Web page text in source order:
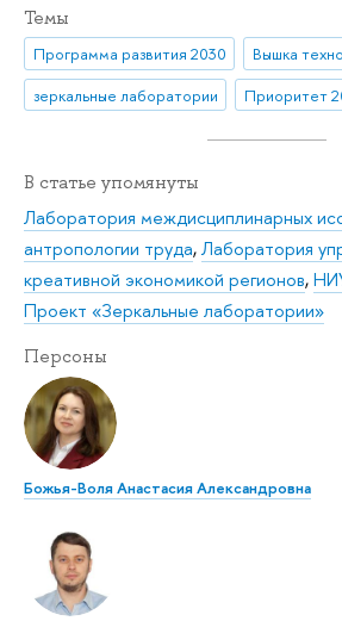
Темы
Программа развития 2030
Вышка
зеркальные лаборатории
Приоритет
В статье упомянуты
Лаборатория междисциплинарных
антропологии труда,Лаборатория
креативной экономикой регионов,
Проект «Зеркальные лаборатории»
Персоны
Божья-Воля Анастасия Александровна